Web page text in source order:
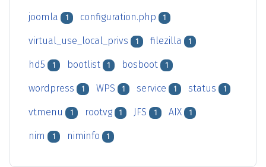
joomla 1 configuration.php 1
virtual_use_local_privs 1 filezilla 1
hd5 1 bootlist 1 bosboot 1
wordpress 1 WPS 1 service 1 status 1
vtmenu 1 rootvg 1 JFS 1 AIX 1
nim 1 niminfo 1